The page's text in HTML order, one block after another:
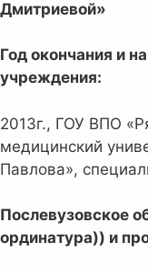
Дмитриевой»
Год окончания и
учреждения:
2013г., ГОУ ВПО
медицинский
Павлова»,
Послевузовское
ординатура)) и